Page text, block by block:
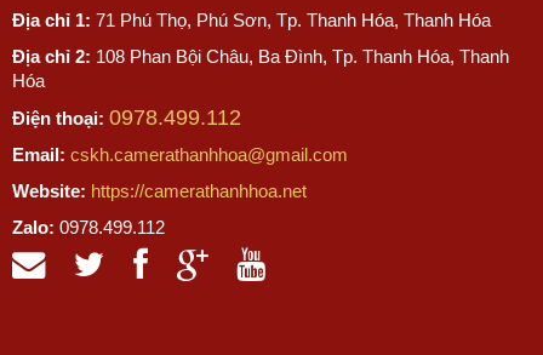
Địa chỉ 1: 71 Phú Thọ, Phú Sơn, Tp. Thanh Hóa, Thanh Hóa
Địa chỉ 2: 108 Phan Bội Châu, Ba Đình, Tp. Thanh Hóa, Thanh
Hóa
Điện thoại: 0978.499.112
Email: cskh.camerathanhhoa@gmail.com
Website: https://camerathanhhoa.net
Zalo: 0978.499.112